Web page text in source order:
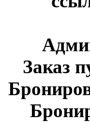
Заказ